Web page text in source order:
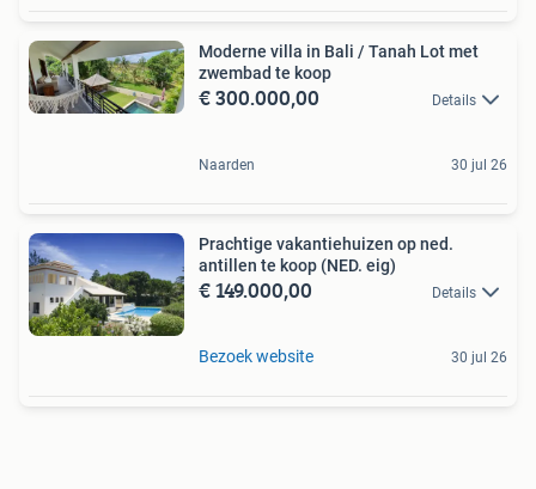
Moderne villa in Bali / Tanah Lot met
zwembad te koop
€ 300.000,00 Details
Naarden 30 jul 26
Prachtige vakantiehuizen op ned.
antillen te koop (NED. eig)
€ 149.000,00 Details
Bezoek website 30 jul 26